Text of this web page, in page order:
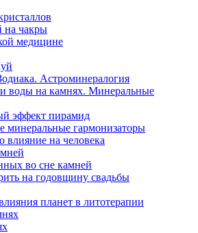
на чакры
медицине
Астроминералогия
воды на камнях. Минеральные
эффект пирамид
минеральные гармонизаторы
влияние на человека
во сне камней
на годовщину свадьбы
планет в литотерапии